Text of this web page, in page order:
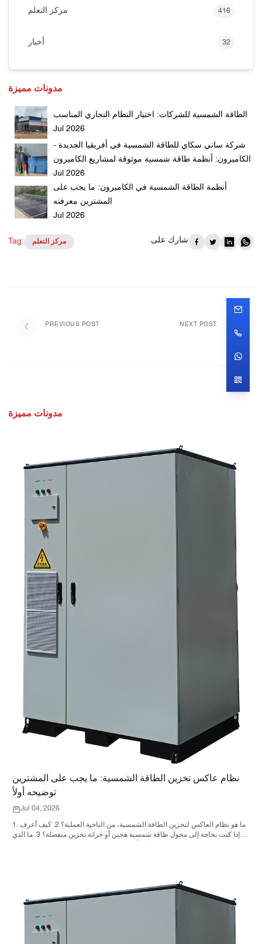
مركز التعلم 416
أخبار 32
مدونات مميزة
الطاقة الشمسية للشركات: اختيار النظام التجاري المناسب
Jul 2026
شركة ساني سكاي للطاقة الشمسية في أفريقيا الجديدة -
الكاميرون: أنظمة طاقة شمسية موثوقة لمشاريع الكاميرون
Jul 2026
أنظمة الطاقة الشمسية في الكاميرون: ما يجب على
المشترين معرفته
Jul 2026
Tag: مركز التعلم شارك على
PREVIOUS POST NEXT POST
مدونات مميزة
نظام عاكس تخزين الطاقة الشمسية: ما يجب على المشترين
توضيحه أولاً
Jul 04, 2026
1. ما هو نظام العاكس لتخزين الطاقة الشمسية، من الناحية العملية؟ 2. كيف أعرف
ما إذا كنت بحاجة إلى محول طاقة شمسية هجين أو خزانة تخزين منفصلة؟ 3. ما الذي